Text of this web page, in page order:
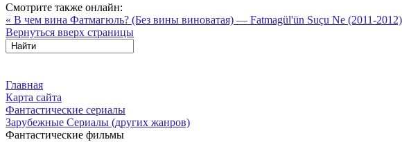
Смотрите также онлайн:
« В чем вина Фатмагюль? (Без вины виноватая) — Fatmagül'ün Suçu Ne (2011-
Вернуться вверх страницы
Главная
Карта сайта
Фантастические сериалы
Зарубежные Сериалы (других жанров)
Фантастические фильмы